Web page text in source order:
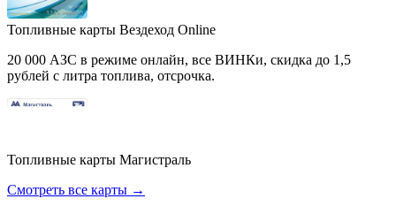
Топливные карты Вездеход Online
20 000 АЗС в режиме онлайн, все ВИНКи, скидка до 1,5
рублей с литра топлива, отсрочка.
Топливные карты Магистраль
Смотреть все карты →